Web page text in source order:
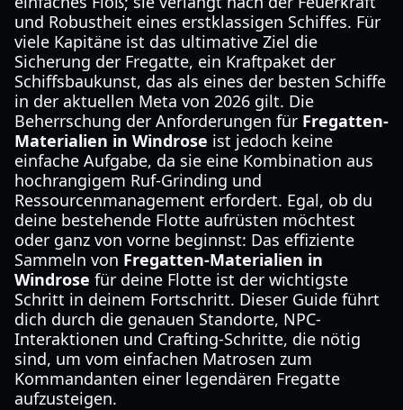
und Robustheit eines erstklassigen Schiffes. Für
viele Kapitäne ist das ultimative Ziel die
Sicherung der Fregatte, ein Kraftpaket der
Schiffsbaukunst, das als eines der besten Schiffe
in der aktuellen Meta von 2026 gilt. Die
Beherrschung der Anforderungen für Fregatten-
Materialien in Windrose ist jedoch keine
einfache Aufgabe, da sie eine Kombination aus
hochrangigem Ruf-Grinding und
Ressourcenmanagement erfordert. Egal, ob du
deine bestehende Flotte aufrüsten möchtest
oder ganz von vorne beginnst: Das effiziente
Sammeln von Fregatten-Materialien in
Windrose für deine Flotte ist der wichtigste
Schritt in deinem Fortschritt. Dieser Guide führt
dich durch die genauen Standorte, NPC-
Interaktionen und Crafting-Schritte, die nötig
sind, um vom einfachen Matrosen zum
Kommandanten einer legendären Fregatte
aufzusteigen.